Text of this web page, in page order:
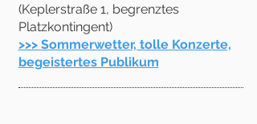
(Keplerstraße 1, begrenztes
Platzkontingent)
>>> Sommerwetter, tolle Konzerte,
begeistertes Publikum